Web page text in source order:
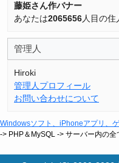
藤姫さん作バナー
あなたは2065656人目の住
管理人
Hiroki
管理人プロフィール
お問い合わせについて
Windowsソフト、iPhoneアプリ、
-> PHP＆MySQL -> サーバー内の